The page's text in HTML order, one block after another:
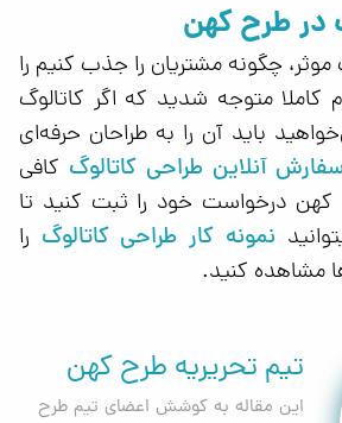
در طرح کهن
چگونه مشتریان را جذب کنیم را
کاملا متوجه شدید که اگر کاتالوگ
باید آن را به طراحان حرفه‌ای
آنلاین طراحی کاتالوگ کافی
درخواست خود را ثبت کنید تا
نمونه کار طراحی کاتالوگ را
مشاهده کنید.
تیم تحریریه طرح کهن
این مقاله به کوشش اعضای تیم طرح